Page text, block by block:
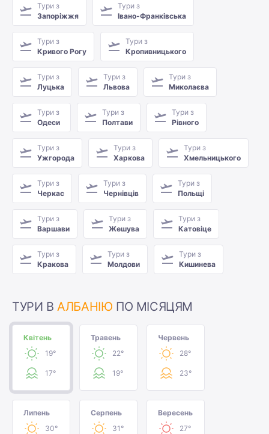
Тури з
Запоріжжя
Тури з
Івано-Франківська
Тури з
Кривого Рогу
Тури з
Кропивницького
Тури з
Луцька
Тури з
Львова
Тури з
Миколаєва
Тури з
Одеси
Тури з
Полтави
Тури з
Рівного
Тури з
Ужгорода
Тури з
Харкова
Тури з
Хмельницького
Тури з
Черкас
Тури з
Чернівців
Тури з
Польщі
Тури з
Варшави
Тури з
Жешува
Тури з
Катовіце
Тури з
Кракова
Тури з
Молдови
Тури з
Кишинева
ТУРИ В АЛБАНІЮ ПО МІСЯЦЯМ
Квітень
19°
17°
Травень
22°
19°
Червень
28°
23°
Липень
30°
Серпень
31°
Вересень
27°